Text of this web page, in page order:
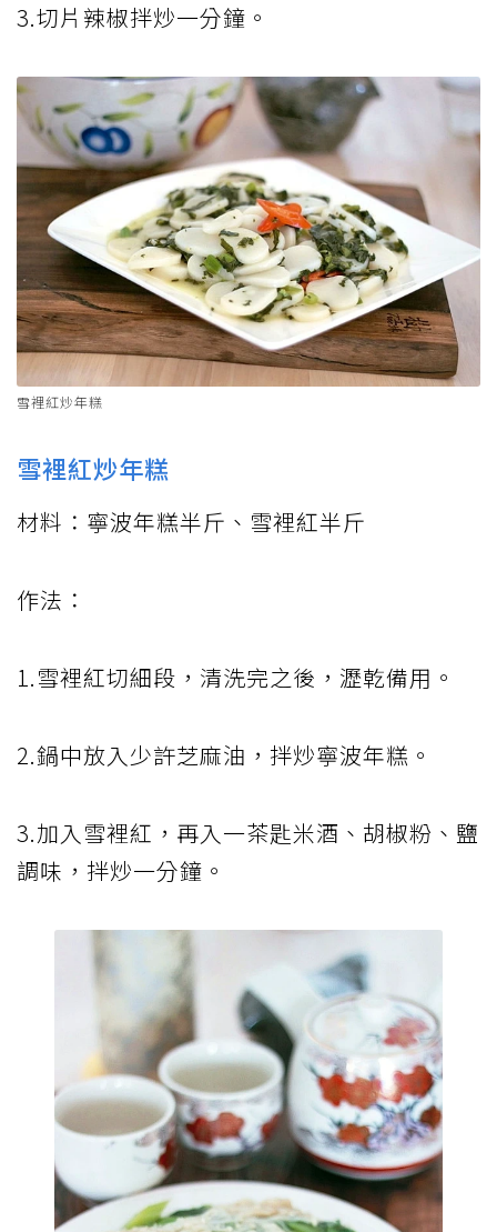
3.切片辣椒拌炒一分鐘。
雪裡紅炒年糕
雪裡紅炒年糕
材料：寧波年糕半斤、雪裡紅半斤
作法：
1.雪裡紅切細段，清洗完之後，瀝乾備用。
2.鍋中放入少許芝麻油，拌炒寧波年糕。
3.加入雪裡紅，再入一茶匙米酒、胡椒粉、鹽
調味，拌炒一分鐘。